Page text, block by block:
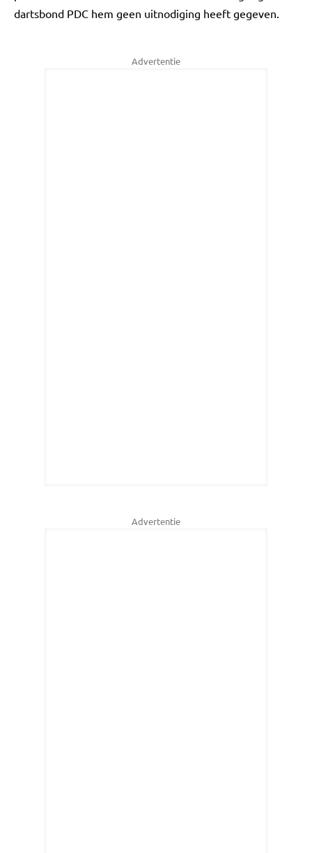
dartsbond PDC hem geen uitnodiging heeft gegeven.
Advertentie
Advertentie